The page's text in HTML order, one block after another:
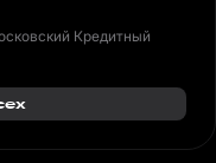
Кредитный